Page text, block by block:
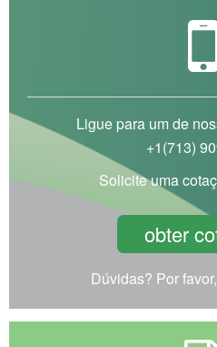
Ligue para um de
+1(713)
Solicite uma
obter
Dúvidas? Por